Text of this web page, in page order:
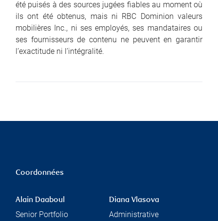
été puisés à des sources jugées fiables au moment où
ils ont été obtenus, mais ni RBC Dominion valeurs
mobilières Inc., ni ses employés, ses mandataires ou
ses fournisseurs de contenu ne peuvent en garantir
l’exactitude ni l’intégralité.
Coordonnées
Alain Daaboul
Senior Portfolio
Diana Vlasova
Administrative